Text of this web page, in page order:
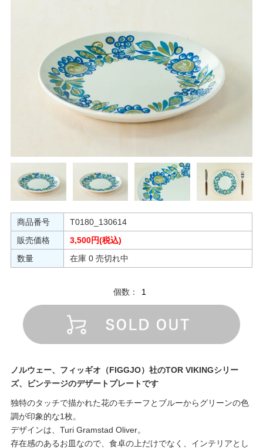
商品番号
T0180_130614
販売価格
3,500円(税込)
数量
在庫 0 売切れ中
個数：
ノルウェー、フィッギオ（FIGGJO）社のTOR VIKINGシリー
ズ、ビンテージのデザートプレートです
独特のタッチで描かれた花のモチーフとブルーからグリーンの色
調が印象的な1枚。
デザインは、Turi Gramstad Oliver。
存在感のあるお皿なので、食卓の上だけでなく、インテリアとし